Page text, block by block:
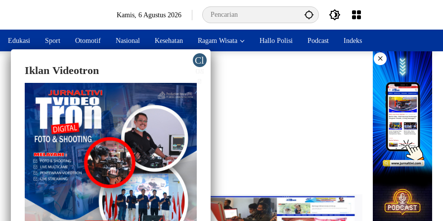
Kamis, 6 Agustus 2026
Edukasi Sport Otomotif Nasional Kesehatan Ragam Wisata Hallo Polisi Podcast Indeks
×
Iklan Videotron